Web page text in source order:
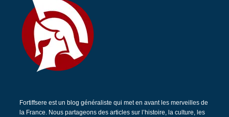
Fortiffsere est un blog généraliste qui met en avant les merveilles de
la France. Nous partageons des articles sur l’histoire, la culture, les